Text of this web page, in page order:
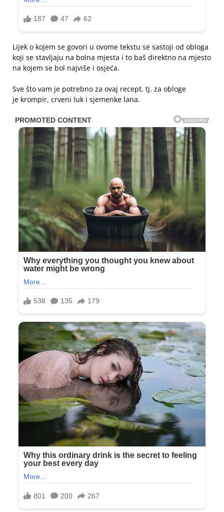
Lijek o kojem se govori u ovome tekstu se sastoji od obloga
koji se stavljaju na bolna mjesta i to baš direktno na mjesto
na kojem se bol najviše i osjeća.
Sve što vam je potrebno za ovaj recept, tj. za obloge
je krompir, crveni luk i sjemenke lana.